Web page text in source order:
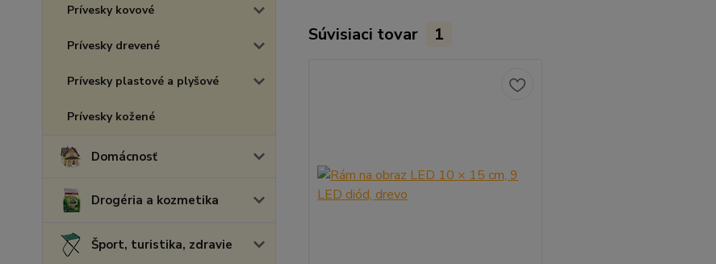
Prívesky kovové
Prívesky drevené
Prívesky plastové a plyšové
Prívesky kožené
Domácnosť
Drogéria a kozmetika
Šport, turistika, zdravie
Súvisiaci tovar 1